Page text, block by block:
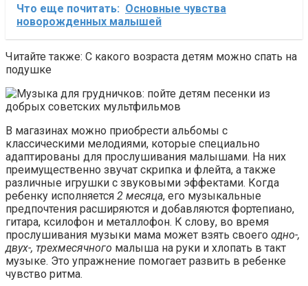
Что еще почитать: Основные чувства
новорожденных малышей
Читайте также: С какого возраста детям можно спать на
подушке
В магазинах можно приобрести альбомы с
классическими мелодиями, которые специально
адаптированы для прослушивания малышами. На них
преимущественно звучат скрипка и флейта, а также
различные игрушки с звуковыми эффектами. Когда
ребенку исполняется 2 месяца, его музыкальные
предпочтения расширяются и добавляются фортепиано,
гитара, ксилофон и металлофон. К слову, во время
прослушивания музыки мама может взять своего одно-,
двух-, трехмесячного малыша на руки и хлопать в такт
музыке. Это упражнение помогает развить в ребенке
чувство ритма.